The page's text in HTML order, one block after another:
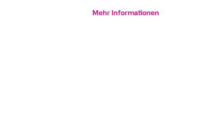
Mehr Informationen